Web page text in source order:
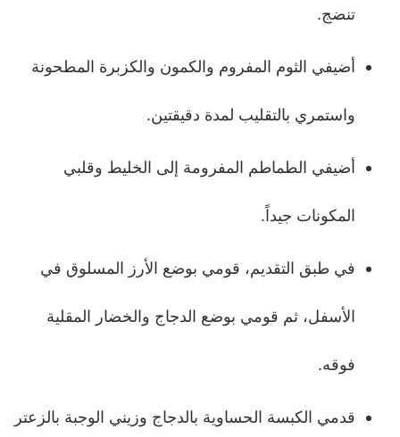
تنضج.
أضيفي الثوم المفروم والكمون والكزبرة المطحونة
واستمري بالتقليب لمدة دقيقتين.
أضيفي الطماطم المفرومة إلى الخليط وقلبي
المكونات جيداً.
في طبق التقديم، قومي بوضع الأرز المسلوق في
الأسفل، ثم قومي بوضع الدجاج والخضار المقلية
فوقه.
قدمي الكبسة الحساوية بالدجاج وزيني الوجبة بالزعتر